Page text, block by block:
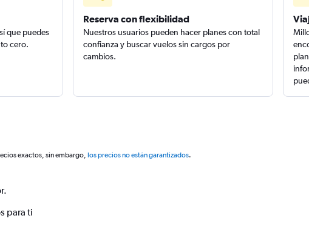
que puedes
cero.
Reserva con flexibilidad
Nuestros usuarios pueden hacer planes con total
confianza y buscar vuelos sin cargos por
cambios.
exactos, sin embargo, los precios no están garantizados.
para ti